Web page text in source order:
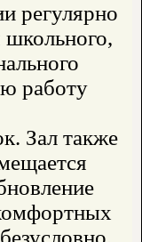
регулярно
школьного,
работу
Зал также